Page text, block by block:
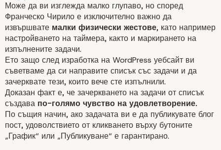
Как да използвате
техниката
вашия WordPress
Може да ви изглежда малко глупаво, но според
Франческо Чирило е изключително важно да
извършвате малки физически жестове, като например
настройването на таймера, както и маркирането на
изпълнените задачи.
Ето защо след изработка на WordPress уебсайт ви
съветваме да си направите списък със задачи и да
зачерквате тези, които вече сте изпълнили.
Доказан факт е, че зачеркването на задачи от списък
създава по-голямо чувство на удовлетворение.
По същия начин, ако задачата ви е да публикувате блог
пост, удоволствието от кликването върху бутоните
„График“ или „Публикуване“ е гарантирано.